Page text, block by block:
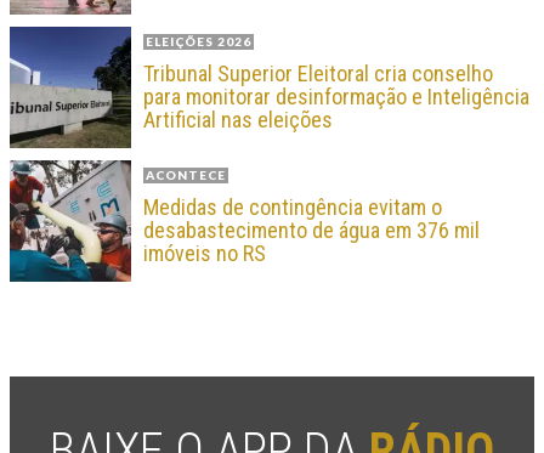
ELEIÇÕES 2026
Tribunal Superior Eleitoral cria conselho
para monitorar desinformação e Inteligência
Artificial nas eleições
ACONTECE
Medidas de contingência evitam o
desabastecimento de água em 376 mil
imóveis no RS